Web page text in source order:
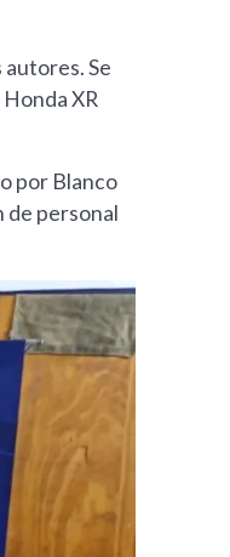
Se
XR
por Blanco
de personal